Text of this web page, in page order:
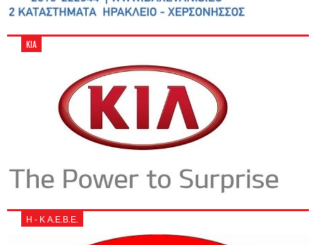
KIA
Η - Κ Α.Ε.Β.Ε.